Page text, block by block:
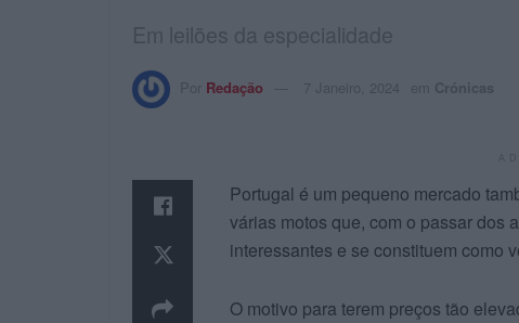
Em leilões da especialidade
Por Redação 7 Janeiro, 2024 em Crónicas
Portugal é um pequeno mercado
várias motos que, com o passar dos
interessantes e se constituem como
O motivo para terem preços tão